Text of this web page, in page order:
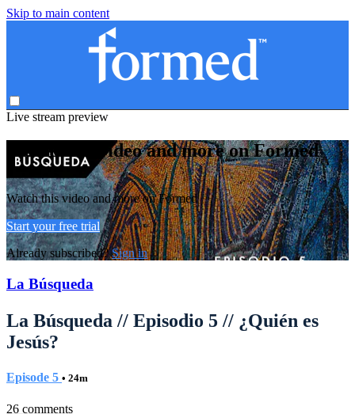
Skip to main content
Live stream preview
Watch this video and more on Formed
Watch this video and more on Formed
Start your free trial
Already subscribed?Sign in
La Búsqueda
La Búsqueda // Episodio 5 // ¿Quién es
Jesús?
Episode 5 • 24m
26 comments